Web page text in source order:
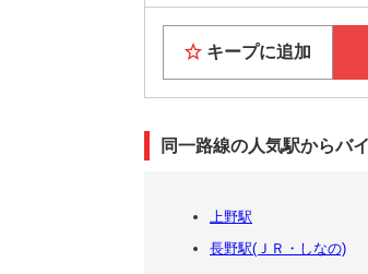
キープに追加
同一路線の人気駅からバ
上野駅
長野駅(ＪＲ・しなの)